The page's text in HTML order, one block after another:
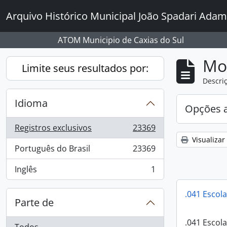
Arquivo Histórico Municipal João Spadari
ATOM Municipio de Caxias do Sul
Limite seus resultados por:
Idioma
Registros exclusivos
, 23369 resultados
23369
Português do Brasil
, 23369 resultados
23369
Inglês
, 1 resultados 1
Parte de
Opções
.041
.041